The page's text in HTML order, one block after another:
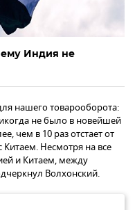
Индия не
нашего товарооборота:
не было в новейшей
чем в 10 раз отстает от
Китаем. Несмотря на все
и Китаем, между
Волхонский.